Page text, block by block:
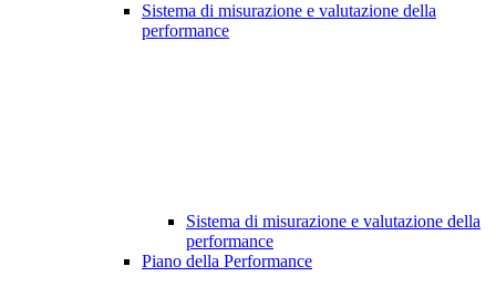
Sistema di misurazione e valutazione della
performance
Sistema di misurazione e valutazione della
performance
Piano della Performance